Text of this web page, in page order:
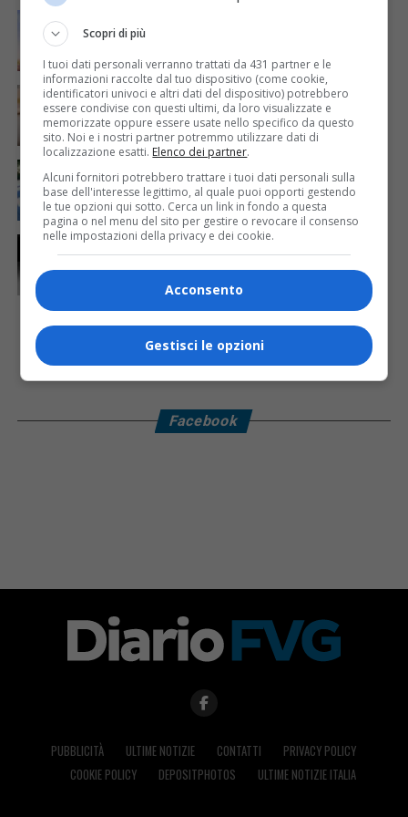
Bollette più leggere nei condomini, nuovo bando FVG
CRONACA & ATTUALITÀ 5 giorni fa
Mattia Ranghetti muore a 29 anni dopo la
folgorazione alle Ferriere Nord di Osoppo
Arrivano 142 nuovi poliziotti in Friuli-Venezia Giulia:
61 saranno assegnati a Trieste
CRONACA & ATTUALITÀ 1 giorno fa
Due terremoti in poche ore scuotono la Croazia: la
scossa più forte sul Quarnero
Facebook
PUBBLICITÀ ULTIME NOTIZIE CONTATTI
PRIVACY POLICY
COOKIE POLICY
DEPOSITPHOTOS ULTIME NOTIZIE ITALIA
Scopri di più
I tuoi dati personali verranno trattati da 431 partner e le
informazioni raccolte dal tuo dispositivo (come cookie,
identificatori univoci e altri dati del dispositivo) potrebbero
essere condivise con questi ultimi, da loro visualizzate e
memorizzate oppure essere usate nello specifico da questo
sito. Noi e i nostri partner potremmo utilizzare dati di
localizzazione esatti. Elenco dei partner.
Alcuni fornitori potrebbero trattare i tuoi dati personali sulla
base dell'interesse legittimo, al quale puoi opporti gestendo
le tue opzioni qui sotto. Cerca un link in fondo a questa
pagina o nel menu del sito per gestire o revocare il consenso
nelle impostazioni della privacy e dei cookie.
Acconsento
Gestisci le opzioni